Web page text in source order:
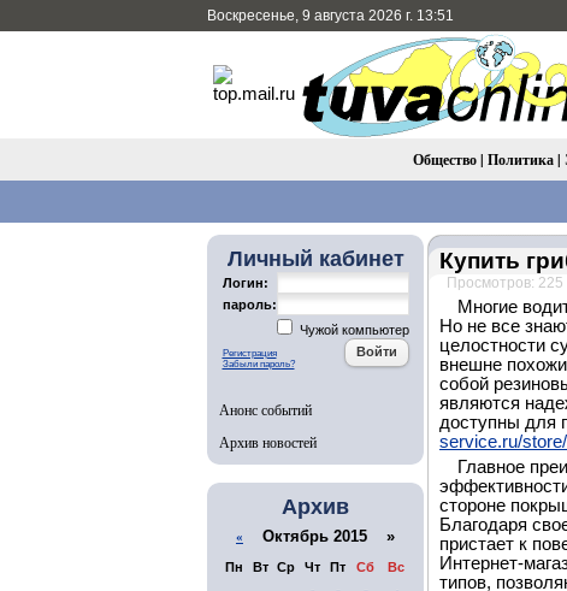
Воскресенье, 9 августа 2026 г. 13:51
Общество| Политика|
Личный кабинет
Логин:
пароль:
Чужой компьютер
Регистрация
Забыли пароль?
Анонс событий
Архив новостей
Архив
« Октябрь 2015 »
Пн Вт Ср Чт Пт Сб
Вс
Купить
Просмотров: 225
Многие
Но не все
целостности
внешне
собой
являются
доступны для
service.ru/
Главное
стороне
Благодаря
пристает к
Интернет-
типов,